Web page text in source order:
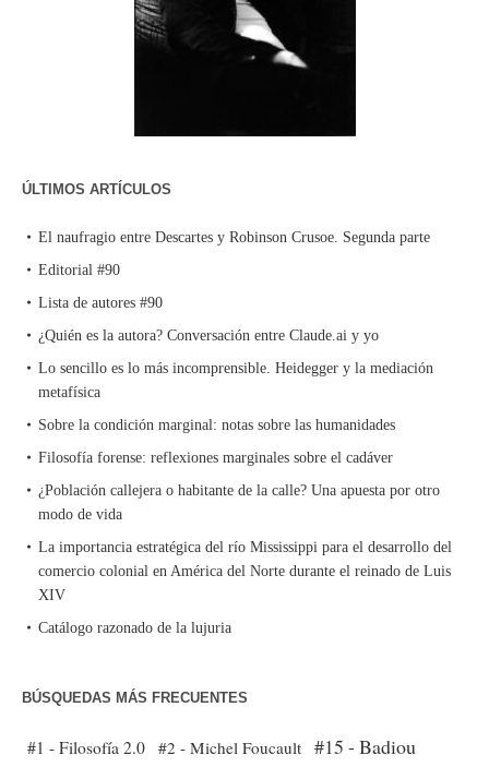
ÚLTIMOS ARTÍCULOS
El naufragio entre Descartes y Robinson Crusoe. Segunda parte
Editorial #90
Lista de autores #90
¿Quién es la autora? Conversación entre Claude.ai y yo
Lo sencillo es lo más incomprensible. Heidegger y la mediación
metafísica
Sobre la condición marginal: notas sobre las humanidades
Filosofía forense: reflexiones marginales sobre el cadáver
¿Población callejera o habitante de la calle? Una apuesta por otro
modo de vida
La importancia estratégica del río Mississippi para el desarrollo del
comercio colonial en América del Norte durante el reinado de Luis
XIV
Catálogo razonado de la lujuria
BÚSQUEDAS MÁS FRECUENTES
#1 - Filosofía 2.0 #2 - Michel Foucault #15 - Badiou